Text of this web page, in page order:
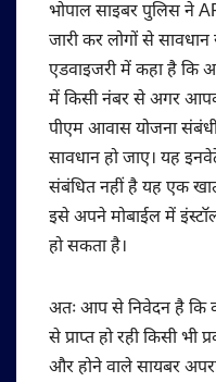
भोपाल साइबर पुलिस ने
जारी कर लोगों से
एडवाइजरी में कहा है कि
में किसी नंबर से अगर
पीएम आवास योजना
सावधान हो जाए। यह
संबंधित नहीं है यह एक
इसे अपने मोबाईल में
हो सकता है।
अतः आप से निवेदन है कि
से प्राप्त हो रही किसी भी
और होने वाले सायबर